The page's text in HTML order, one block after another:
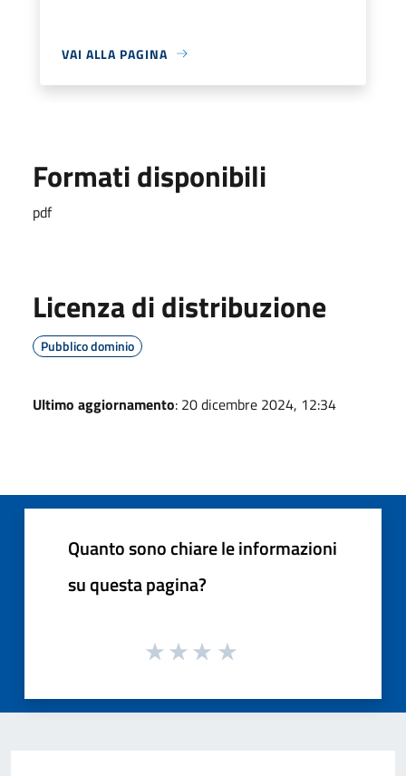
VAI ALLA PAGINA
Formati disponibili
pdf
Licenza di distribuzione
Pubblico dominio
Ultimo aggiornamento: 20 dicembre 2024, 12:34
Quanto sono chiare le informazioni
su questa pagina?